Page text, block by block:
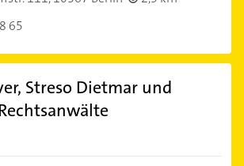
65
Streso Dietmar und